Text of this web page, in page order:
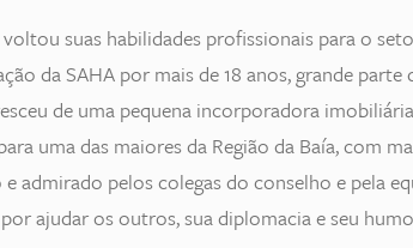
voltou suas habilidades profissionais para o
da SAHA por mais de 18 anos, grande
de uma pequena incorporadora
uma das maiores da Região da Baía, com
admirado pelos colegas do conselho e pela
ajudar os outros, sua diplomacia e seu